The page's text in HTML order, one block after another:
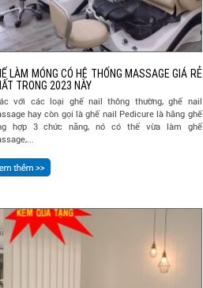
LÀM MÓNG CÓ HỆ THỐNG MASSAGE GIÁ RẺ
TRONG 2023 NÀY
với các loại ghế nail thông thường, ghế nail
hay còn gọi là ghế nail Pedicure là hãng ghế
hợp 3 chức năng, nó có thể vừa làm ghế